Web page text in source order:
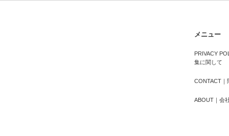
メニュー
PRIVACY
集に関して
CONTACT｜
ABOUT｜会